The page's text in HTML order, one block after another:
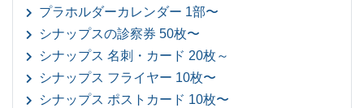
プラホルダーカレンダー 1部〜
シナップスの診察券 50枚〜
シナップス 名刺・カード 20枚～
シナップス フライヤー 10枚〜
シナップス ポストカード 10枚〜